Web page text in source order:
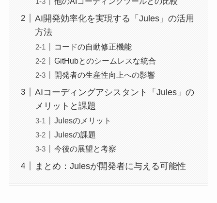
AI開発効率化を実現する「Jules」の活用
方法
コードの自動修正機能
GitHubとのシームレスな統合
開発者の生産性向上への影響
AIコーディングアシスタント「Jules」の
メリットと課題
Julesのメリット
Julesの課題
今後の展望と考察
まとめ：Julesが開発者に与える可能性